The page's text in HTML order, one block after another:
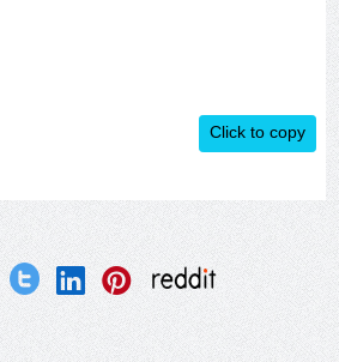
Click to copy